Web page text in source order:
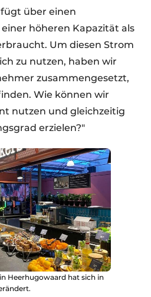
über einen
höheren Kapazität als
Um diesen Strom
zu nutzen, haben wir
zusammengesetzt,
Wie können wir
nutzen und gleichzeitig
erzielen?"
Heerhugowaard hat sich in